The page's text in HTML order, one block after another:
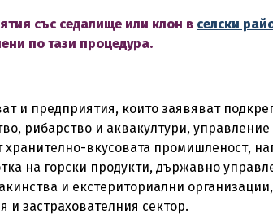
със седалище или клон в селски
по тази процедура.
и предприятия, които заявяват
рибарство и аквакултури,
хранително-вкусовата промишленост,
на горски продукти, държавно
и екстериториални
застрахователния сектор.